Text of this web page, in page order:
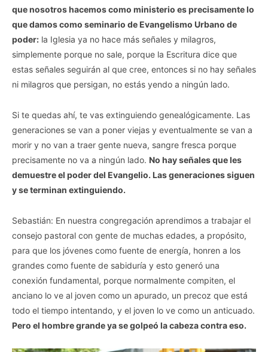
que nosotros hacemos como ministerio es precisamente lo
que damos como seminario de Evangelismo Urbano de
poder: la Iglesia ya no hace más señales y milagros,
simplemente porque no sale, porque la Escritura dice que
estas señales seguirán al que cree, entonces si no hay señales
ni milagros que persigan, no estás yendo a ningún lado.
Si te quedas ahí, te vas extinguiendo genealógicamente. Las
generaciones se van a poner viejas y eventualmente se van a
morir y no van a traer gente nueva, sangre fresca porque
precisamente no va a ningún lado. No hay señales que les
demuestre el poder del Evangelio. Las generaciones siguen
y se terminan extinguiendo.
Sebastián: En nuestra congregación aprendimos a trabajar el
consejo pastoral con gente de muchas edades, a propósito,
para que los jóvenes como fuente de energía, honren a los
grandes como fuente de sabiduría y esto generó una
conexión fundamental, porque normalmente compiten, el
anciano lo ve al joven como un apurado, un precoz que está
todo el tiempo intentando, y el joven lo ve como un anticuado.
Pero el hombre grande ya se golpeó la cabeza contra eso.